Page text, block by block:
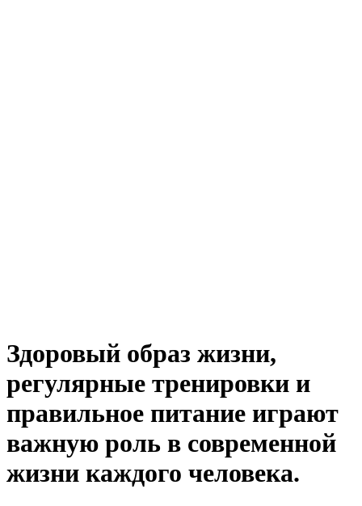
Здоровый образ жизни,
регулярные тренировки и
правильное питание играют
важную роль в современной
жизни каждого человека.